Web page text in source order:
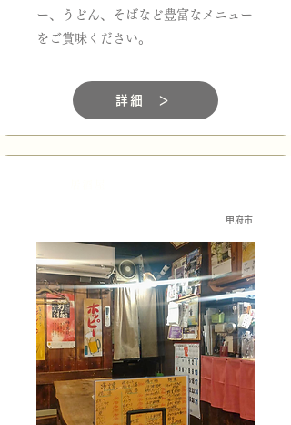
ー、うどん、そばなど豊富なメニュー
をご賞味ください。
詳細 ＞
甲府市